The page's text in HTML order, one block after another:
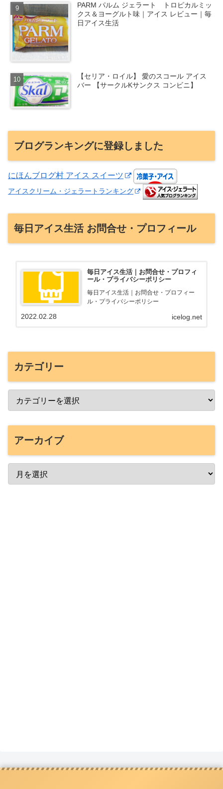
PARM パルム ジェラート トロピカルミッ
クス＆ヨーグルト味｜アイス レビュー｜毎
日アイス生活
【セリア・ロイル】 愛のスコール アイス
バー 【サークルKサンクス コンビニ】
ブログランキングに登録しました
にほんブログ村 アイス スイーツ
アイスクリーム・ジェラートランキング
毎日アイス生活 お問合せ・プロフィール
毎日アイス生活｜お問合せ・プロフィ
ール・プライバシーポリシー
毎日アイス生活｜お問合せ・プロフィー
ル・プライバシーポリシー
icelog.net
2022.02.28
カテゴリー
アーカイブ